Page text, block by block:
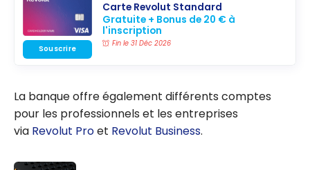
Carte Revolut Standard
Gratuite + Bonus de 20 € à
l'inscription
Fin le 31 Déc 2026
Souscrire
La banque offre également différents comptes
pour les professionnels et les entreprises
via Revolut Proet Revolut Business.